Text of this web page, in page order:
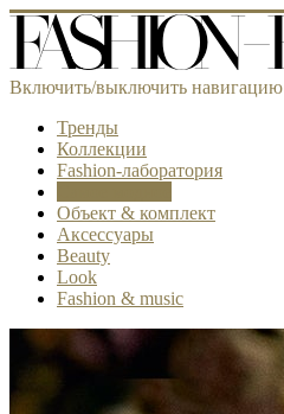
Включить/выключить навигацию
Тренды
Коллекции
Fashion-лаборатория
Объект & комплект
Аксессуары
Beauty
Look
Fashion & music